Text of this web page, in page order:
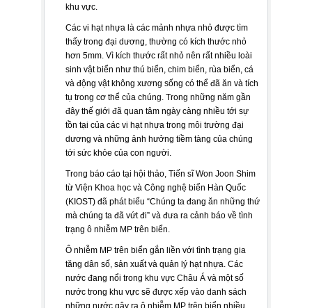
khu vực.
Các vi hạt nhựa là các mảnh nhựa nhỏ được tìm
thấy trong đại dương, thường có kích thước nhỏ
hơn 5mm. Vì kích thước rất nhỏ nên rất nhiều loài
sinh vật biển như thú biển, chim biển, rùa biển, cá
và động vật không xương sống có thể đã ăn và tích
tụ trong cơ thể của chúng. Trong những năm gần
đây thế giới đã quan tâm ngày càng nhiều tới sự
tồn tại của các vi hạt nhựa trong môi trường đại
dương và những ảnh hưởng tiềm tàng của chúng
tới sức khỏe của con người.
Trong báo cáo tại hội thảo, Tiến sĩ Won Joon Shim
từ Viện Khoa học và Công nghệ biển Hàn Quốc
(KIOST) đã phát biểu “Chúng ta đang ăn những thứ
mà chúng ta đã vứt đi” và đưa ra cảnh báo về tình
trạng ô nhiễm MP trên biển.
Ô nhiễm MP trên biển gắn liền với tình trạng gia
tăng dân số, sản xuất và quản lý hạt nhựa. Các
nước đang nổi trong khu vực Châu Á và một số
nước trong khu vực sẽ được xếp vào danh sách
những nước gây ra ô nhiễm MP trên biển nhiều